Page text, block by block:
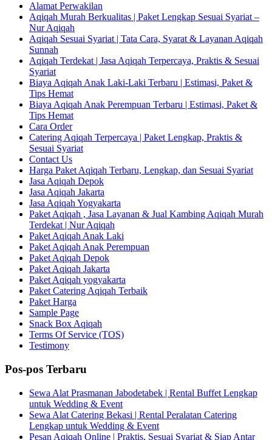
Alamat Perwakilan
Aqiqah Murah Berkualitas | Paket Lengkap Sesuai Syariat –
Nur Aqiqah
Aqiqah Sesuai Syariat | Tata Cara, Syarat & Layanan Aqiqah
Sunnah
Aqiqah Terdekat | Jasa Aqiqah Terpercaya, Praktis & Sesuai
Syariat
Biaya Aqiqah Anak Laki-Laki Terbaru | Estimasi, Paket &
Tips Hemat
Biaya Aqiqah Anak Perempuan Terbaru | Estimasi, Paket &
Tips Hemat
Cara Order
Catering Aqiqah Terpercaya | Paket Lengkap, Praktis &
Sesuai Syariat
Contact Us
Harga Paket Aqiqah Terbaru, Lengkap, dan Sesuai Syariat
Jasa Aqiqah Depok
Jasa Aqiqah Jakarta
Jasa Aqiqah Yogyakarta
Paket Aqiqah , Jasa Layanan & Jual Kambing Aqiqah Murah
Terdekat | Nur Aqiqah
Paket Aqiqah Anak Laki
Paket Aqiqah Anak Perempuan
Paket Aqiqah Depok
Paket Aqiqah Jakarta
Paket Aqiqah yogyakarta
Paket Catering Aqiqah Terbaik
Paket Harga
Sample Page
Snack Box Aqiqah
Terms Of Service (TOS)
Testimony
Pos-pos Terbaru
Sewa Alat Prasmanan Jabodetabek | Rental Buffet Lengkap
untuk Wedding & Event
Sewa Alat Catering Bekasi | Rental Peralatan Catering
Lengkap untuk Wedding & Event
Pesan Aqiqah Online | Praktis, Sesuai Syariat & Siap Antar